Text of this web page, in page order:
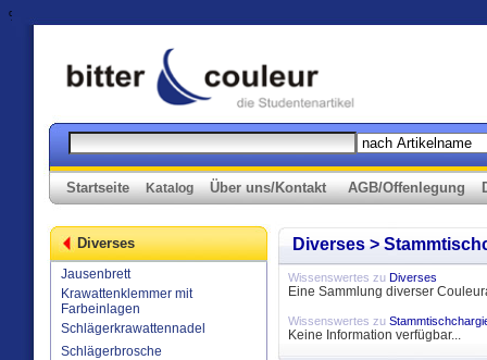
%>
Startseite Katalog Über uns/Kontakt AGB/Offenlegung
Diverses
Jausenbrett
Krawattenklemmer mit
Farbeinlagen
Schlägerkrawattennadel
Schlägerbrosche
Diverses >
Wissenswertes zu Diverses
Eine Sammlung diverser
Wissenswertes zu
Keine Information verfügbar...